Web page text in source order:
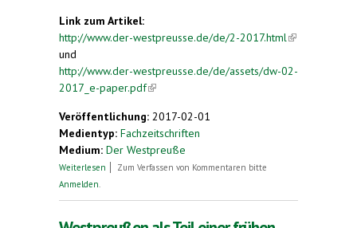
Link zum Artikel:
http://www.der-westpreusse.de/de/2-2017.html (link is
und
http://www.der-westpreusse.de/de/assets/dw-02-
2017_e-paper.pdf(link is external)
Veröffentlichung: 2017-02-01
Medientyp: Fachzeitschriften
Medium: Der Westpreuße
Weiterlesen über Leserbrief. BETR.: Bahnhof Alexandrów
Zum Verfassen von Kommentaren bitte
Anmelden